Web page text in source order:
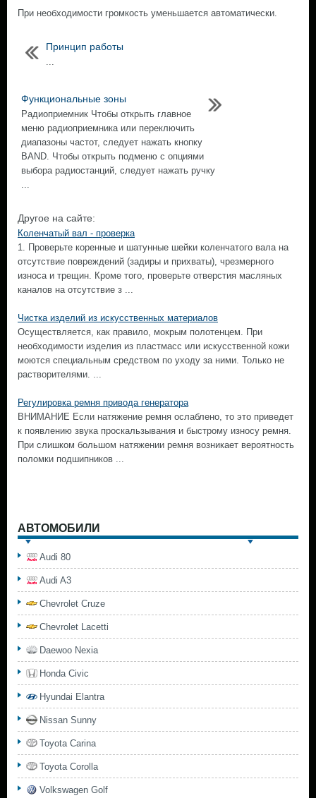
При необходимости громкость уменьшается автоматически.
Принцип работы
...
Функциональные зоны
Радиоприемник Чтобы открыть главное
меню радиоприемника или переключить
диапазоны частот, следует нажать кнопку
BAND. Чтобы открыть подменю с опциями
выбора радиостанций, следует нажать ручку
...
Другое на сайте:
Коленчатый вал - проверка
1. Проверьте коренные и шатунные шейки коленчатого вала на
отсутствие повреждений (задиры и прихваты), чрезмерного
износа и трещин. Кроме того, проверьте отверстия масляных
каналов на отсутствие з ...
Чистка изделий из искусственных материалов
Осуществляется, как правило, мокрым полотенцем. При
необходимости изделия из пластмасс или искусственной кожи
моются специальным средством по уходу за ними. Только не
растворителями. ...
Регулировка ремня привода генератора
ВНИМАНИЕ Если натяжение ремня ослаблено, то это приведет
к появлению звука проскальзывания и быстрому износу ремня.
При слишком большом натяжении ремня возникает вероятность
поломки подшипников ...
АВТОМОБИЛИ
Audi 80
Audi A3
Chevrolet Cruze
Chevrolet Lacetti
Daewoo Nexia
Honda Civic
Hyundai Elantra
Nissan Sunny
Toyota Carina
Toyota Corolla
Volkswagen Golf